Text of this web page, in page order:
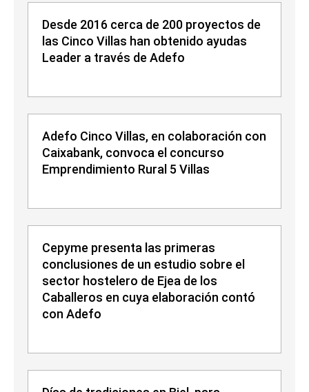
Desde 2016 cerca de 200 proyectos de
las Cinco Villas han obtenido ayudas
Leader a través de Adefo
Adefo Cinco Villas, en colaboración con
Caixabank, convoca el concurso
Emprendimiento Rural 5 Villas
Cepyme presenta las primeras
conclusiones de un estudio sobre el
sector hostelero de Ejea de los
Caballeros en cuya elaboración contó
con Adefo